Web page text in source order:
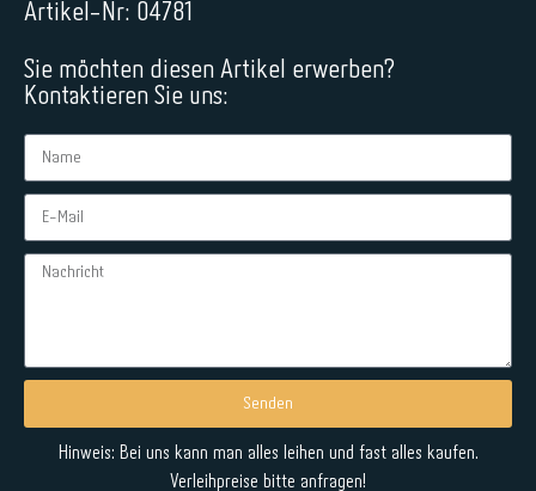
Artikel-Nr: 04781
Sie möchten diesen Artikel erwerben?
Kontaktieren Sie uns:
Senden
Alternative:
Hinweis: Bei uns kann man alles leihen und fast alles kaufen.
Verleihpreise bitte anfragen!